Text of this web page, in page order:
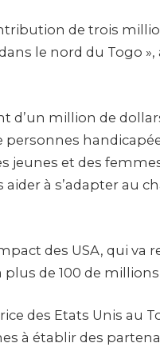
de trois
le nord du Togo »,
d’un million de
jeunes et des
à s’adapter au
des USA, qui va
de 100 de
des Etats Unis au
à établir des